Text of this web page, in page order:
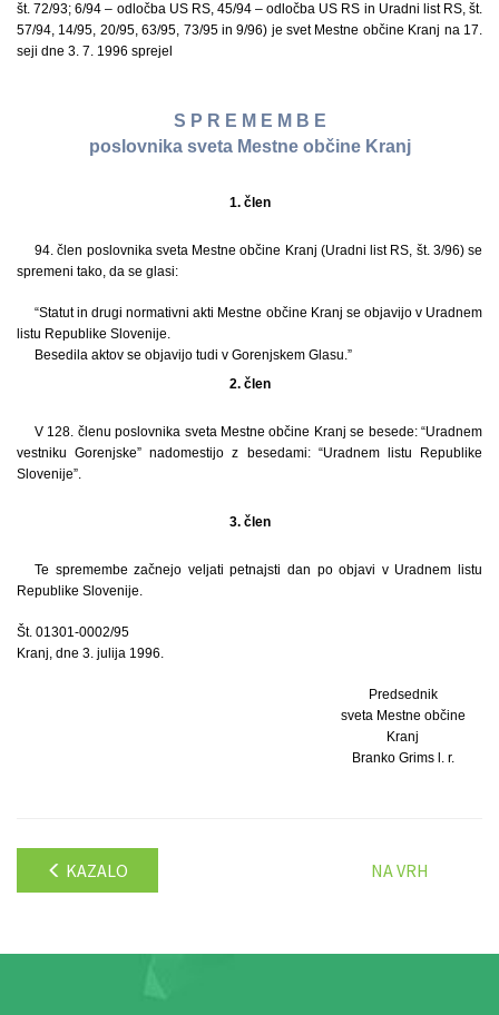
št. 72/93; 6/94 – odločba US RS, 45/94 – odločba US RS in Uradni list RS, št.
57/94, 14/95, 20/95, 63/95, 73/95 in 9/96) je svet Mestne občine Kranj na 17.
seji dne 3. 7. 1996 sprejel
S P R E M E M B E
poslovnika sveta Mestne občine Kranj
1. člen
94. člen poslovnika sveta Mestne občine Kranj (Uradni list RS, št. 3/96) se
spremeni tako, da se glasi:
“Statut in drugi normativni akti Mestne občine Kranj se objavijo v Uradnem
listu Republike Slovenije.
Besedila aktov se objavijo tudi v Gorenjskem Glasu.”
2. člen
V 128. členu poslovnika sveta Mestne občine Kranj se besede: “Uradnem
vestniku Gorenjske” nadomestijo z besedami: “Uradnem listu Republike
Slovenije”.
3. člen
Te spremembe začnejo veljati petnajsti dan po objavi v Uradnem listu
Republike Slovenije.
Št. 01301-0002/95
Kranj, dne 3. julija 1996.
Predsednik
sveta Mestne občine
Kranj
Branko Grims l. r.
KAZALO NA VRH